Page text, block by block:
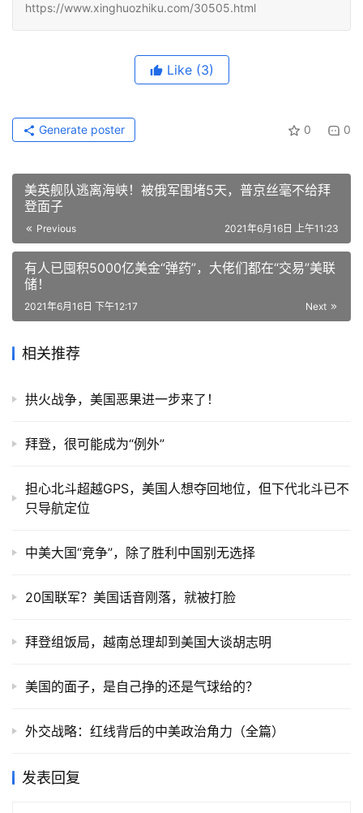
https://www.xinghuozhiku.com/30505.html
Like (3)
0 0
Generate poster
美英舰队逃离海峡！被俄军围堵5天，普京丝毫不给拜
登面子
Previous 2021年6月16日 上午11:23
有人已囤积5000亿美金“弹药”，大佬们都在“交易”美联
储！
Next
2021年6月16日 下午12:17
相关推荐
拱火战争，美国恶果进一步来了！
拜登，很可能成为“例外”
担心北斗超越GPS，美国人想夺回地位，但下代北斗已不
只导航定位
中美大国“竞争”，除了胜利中国别无选择
20国联军？美国话音刚落，就被打脸
拜登组饭局，越南总理却到美国大谈胡志明
美国的面子，是自己挣的还是气球给的？
外交战略：红线背后的中美政治角力（全篇）
发表回复